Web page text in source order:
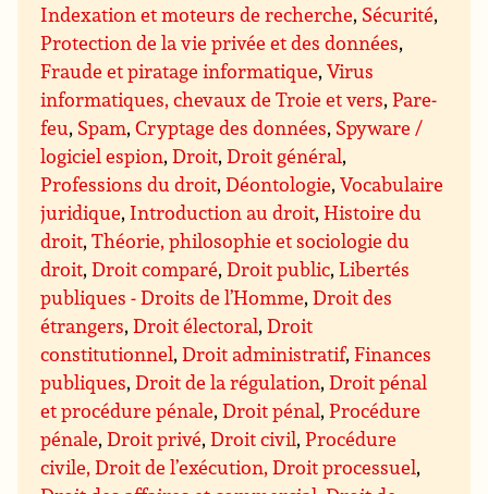
Indexation et moteurs de recherche, Sécurité,
Protection de la vie privée et des données,
Fraude et piratage informatique,Virus
informatiques, chevaux de Troie et vers,Pare-
feu, Spam,Cryptage des données, Spyware /
logiciel espion,Droit,Droit général,
Professions du droit,Déontologie,Vocabulaire
juridique, Introduction au droit,Histoire du
droit,Théorie, philosophie et sociologie du
droit,Droit comparé,Droit public,Libertés
publiques - Droits de l’Homme,Droit des
étrangers,Droit électoral,Droit
constitutionnel,Droit administratif,Finances
publiques,Droit de la régulation,Droit pénal
et procédure pénale,Droit pénal,Procédure
pénale,Droit privé,Droit civil,Procédure
civile, Droit de l’exécution, Droit processuel,